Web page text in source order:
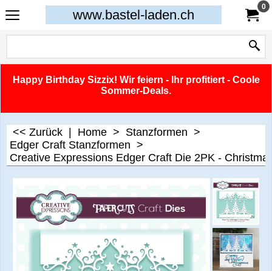
www.bastel-laden.ch
0
Happy Birthday Sizzix! Wir feiern - Ihr profitiert - Coole
Sommer-Deals.
<< Zurück Home > Stanzformen >
Edger Craft Stanzformen >
Creative Expressions Edger Craft Die 2PK -